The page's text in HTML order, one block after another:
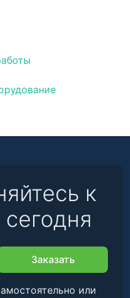
к
Заказать
или